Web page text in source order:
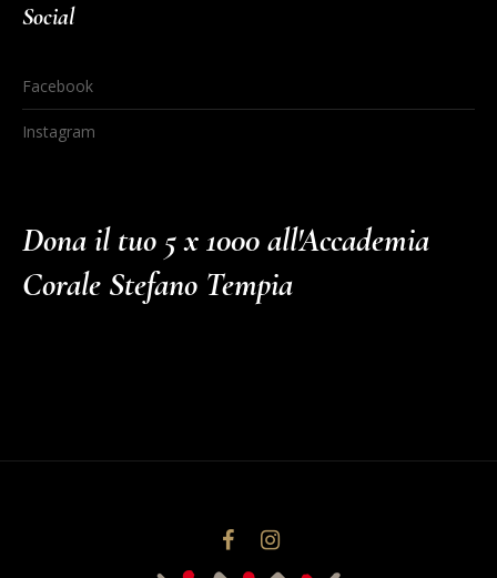
Social
Facebook
Instagram
Dona il tuo 5 x 1000 all'Accademia
Corale Stefano Tempia